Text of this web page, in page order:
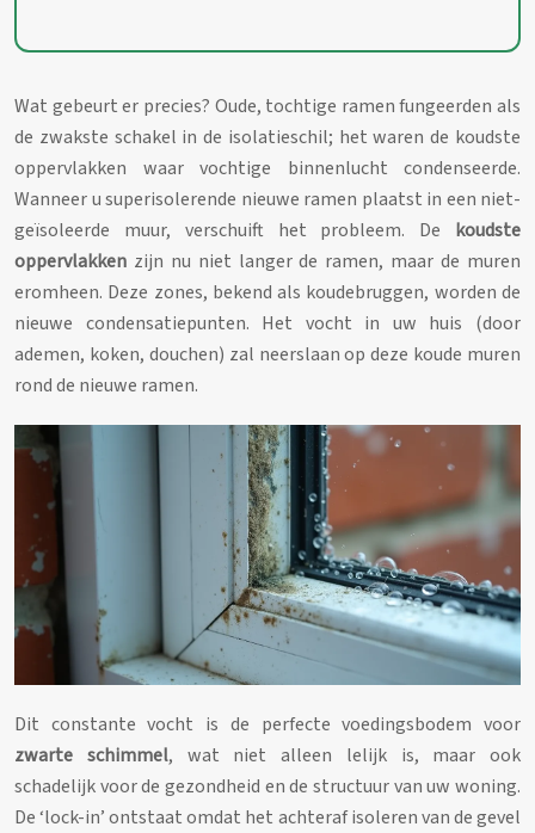
Wat gebeurt er precies? Oude, tochtige ramen fungeerden als
de zwakste schakel in de isolatieschil; het waren de koudste
oppervlakken waar vochtige binnenlucht condenseerde.
Wanneer u superisolerende nieuwe ramen plaatst in een niet-
geïsoleerde muur, verschuift het probleem. De koudste
oppervlakken zijn nu niet langer de ramen, maar de muren
eromheen. Deze zones, bekend als koudebruggen, worden de
nieuwe condensatiepunten. Het vocht in uw huis (door
ademen, koken, douchen) zal neerslaan op deze koude muren
rond de nieuwe ramen.
Dit constante vocht is de perfecte voedingsbodem voor
zwarte schimmel, wat niet alleen lelijk is, maar ook
schadelijk voor de gezondheid en de structuur van uw woning.
De ‘lock-in’ ontstaat omdat het achteraf isoleren van de gevel